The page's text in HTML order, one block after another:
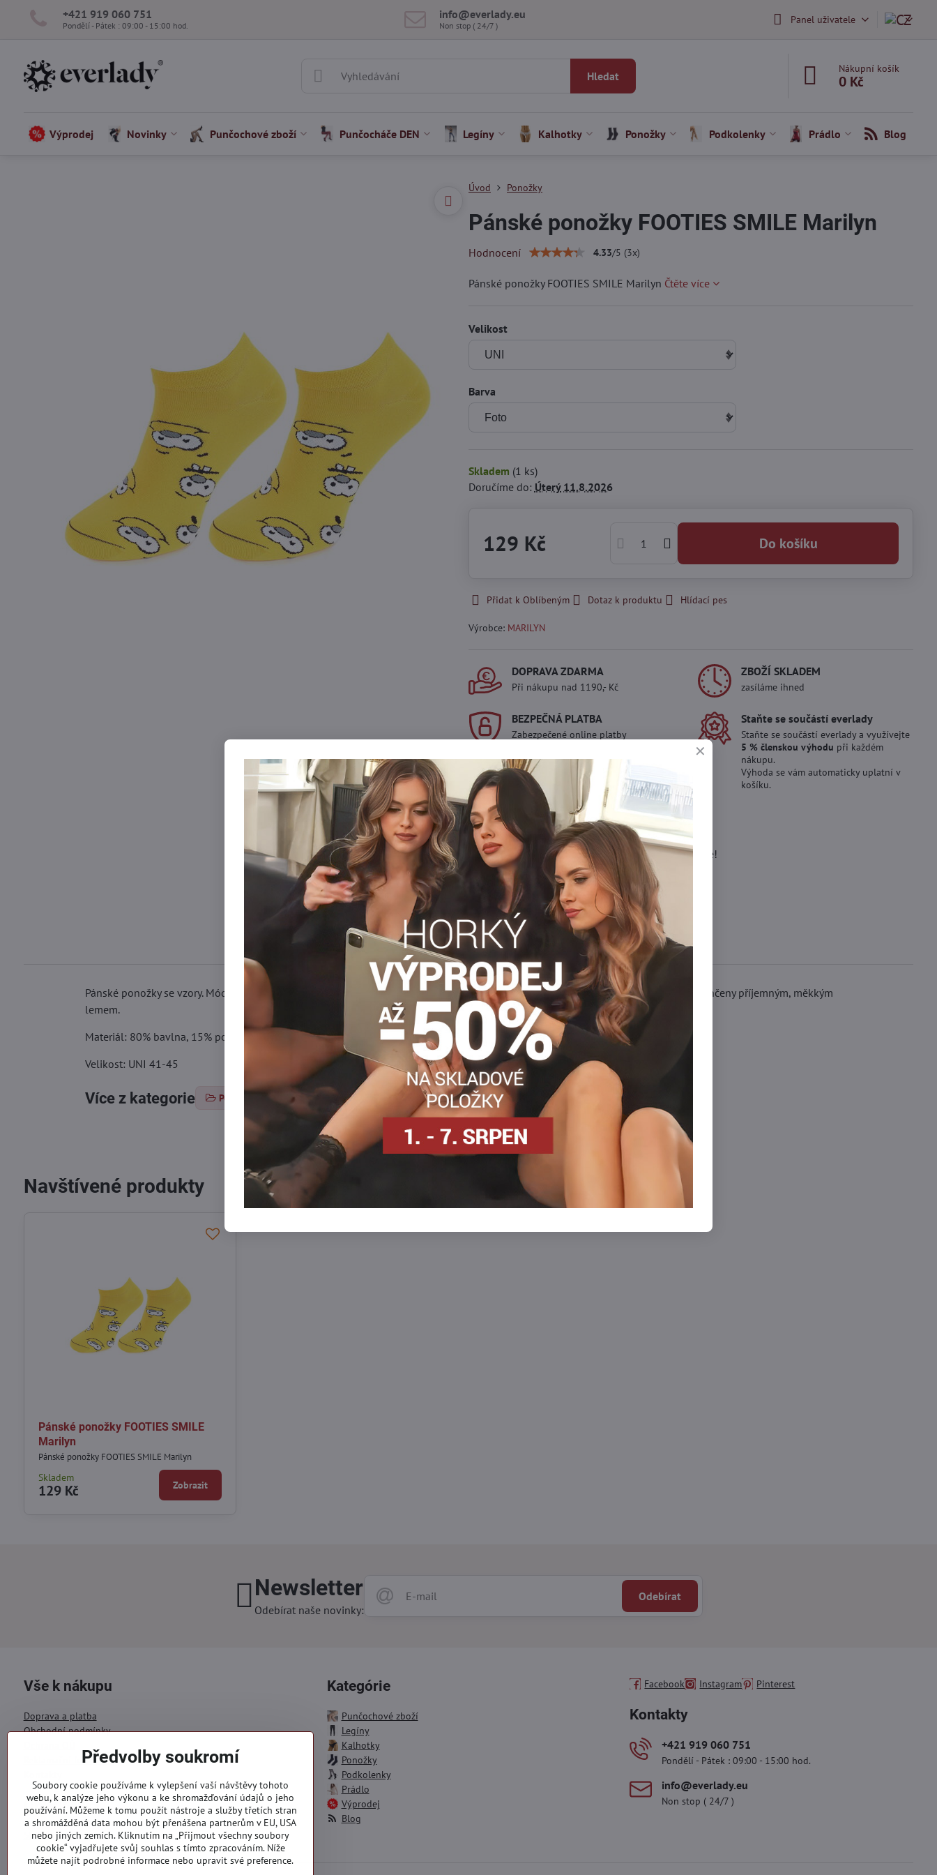
+421 919 060 751
Pondělí - Pátek : 09:00 - 15:00 hod.
info​@everlady​.eu
Non stop ( 24/7 ) Panel uživatele
Hledat
Nákupní košík
0 Kč
Výprodej Novinky Punčochové zboží Punčocháče DEN Legíny Kalhotky Ponožky Podkolenky Prádlo Blog
Úvod Ponožky
Pánské ponožky FOOTIES SMILE Marilyn
Hodnocení 4.33/5 (3x)
Pánské ponožky FOOTIES SMILE Marilyn Čtěte více
Velikost
Barva
Skladem (1 ks)
Doručíme do: Úterý11.8.2026
129 Kč Do košíku
Přidat k Oblíbeným Dotaz k produktu Hlídací pes
Výrobce: MARILYN
DOPRAVA ZDARMA
Při nákupu nad 1190,- Kč
ZBOŽÍ SKLADEM
zasíláme ihned
BEZPEČNÁ PLATBA
Zabezpečené online platby
Staňte se součástí everlady
Staňte se součástí everlady a využívejte
5 % členskou výhodu při každém
nákupu.
Výhoda se vám automaticky uplatní v
košíku.
Máte zájem o více kusů ?
Kontaktujte nás na mail, zboží pro Vás doskladníme!
info​@everlady​.eu
Popis Recenze 0 Diskuse
Pánské ponožky se vzory. Módní a zároveň zábavné ponožky, ideální jako dárek. Ponožky jsou vyrobeny z kvalitní bavlny a jsou zakončeny příjemným, měkkým
lemem.
Materiál: 80% bavlna, 15% polyamid, 5% elastan
Velikost: UNI 41-45
Více z kategorie Ponožky Pánské ponožky Pánske ponožky
FacebookTwitter BlueskyPinterestRedditLinkedIn
Navštívené produkty
Pánské ponožky FOOTIES SMILE
Marilyn
Pánské ponožky FOOTIES SMILE Marilyn
Skladem
129 Kč Zobrazit
Newsletter
Odebírat naše novinky:
Odebírat
Vše k nákupu
Doprava a platba
Obchodní podmínky
Reklamační formulář
Objednávky
Stav objednávky
Kategórie
Punčochové zboží
Legíny
Kalhotky
Ponožky
Podkolenky
Prádlo
Výprodej
Blog
Facebook Instagram Pinterest
Kontakty
+421 919 060 751
Pondělí - Pátek : 09:00 - 15:00 hod.
info​@everlady​.eu
Non stop ( 24/7 )
Předvolby soukromí
Soubory cookie používáme k vylepšení vaší návštěvy tohoto
webu, k analýze jeho výkonu a ke shromažďování údajů o jeho
používání. Můžeme k tomu použít nástroje a služby třetích stran
a shromážděná data mohou být přenášena partnerům v EU, USA
nebo jiných zemích. Kliknutím na „Přijmout všechny soubory
cookie“ vyjadřujete svůj souhlas s tímto zpracováním. Níže
můžete najít podrobné informace nebo upravit své preference.